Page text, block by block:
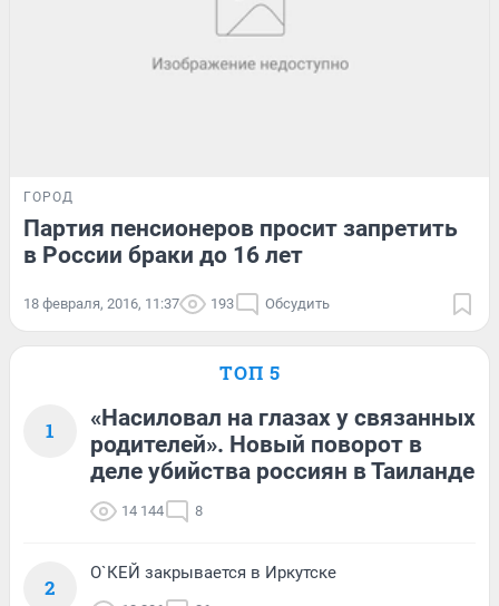
ГОРОД
Партия пенсионеров просит запретить
в России браки до 16 лет
18 февраля, 2016, 11:37 193 Обсудить
ТОП 5
1
«Насиловал на глазах у связанных
родителей». Новый поворот в
деле убийства россиян в Таиланде
14 144 8
2
О`КЕЙ закрывается в Иркутске